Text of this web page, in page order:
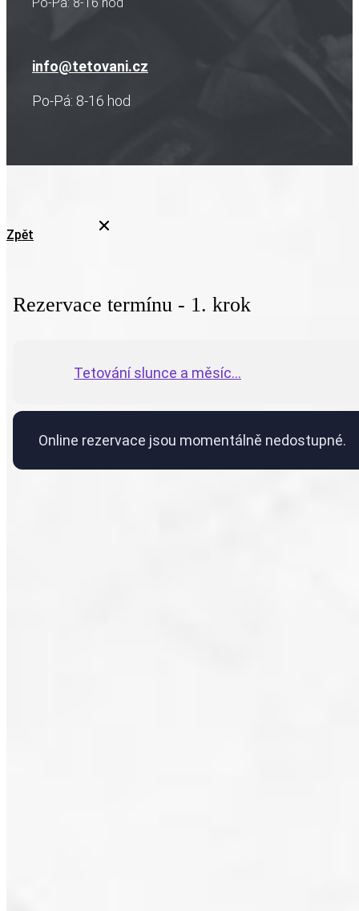
info@tetovani.cz
Po-Pá: 8-16 hod
Zpět
Rezervace termínu - 1. krok
Tetování slunce a měsíc...
Online rezervace jsou momentálně nedostupné.